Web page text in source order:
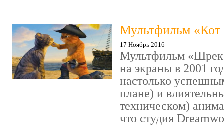
Мультфильм «Кот
17 Ноябрь 2016
Мультфильм
на экраны в 2001
настолько
плане) и
техническом)
что студия